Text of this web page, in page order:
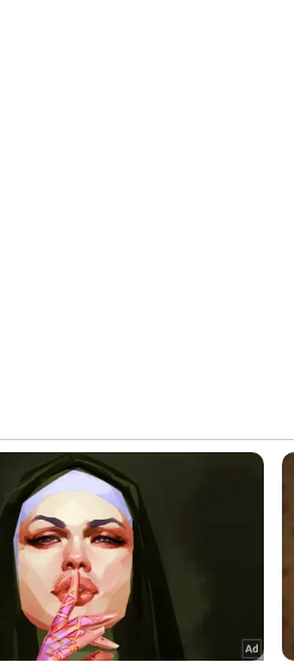
ദുരൂഹതകള്‍
എട്ടു മാസം മുന്‍പാണ് ഇവര്‍
അമ്മയെയും
പറഞ്ഞു.
മെഡിക്കല്‍ കോളേജില്‍
വാങ്ങുമെന്ന